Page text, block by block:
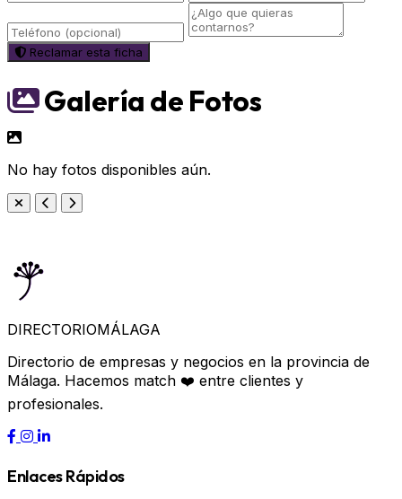
Reclamar esta ficha
Galería de Fotos
No hay fotos disponibles aún.
DIRECTORIOMÁLAGA
Directorio de empresas y negocios en la provincia de
Málaga. Hacemos match ❤️ entre clientes y
profesionales.
Enlaces Rápidos